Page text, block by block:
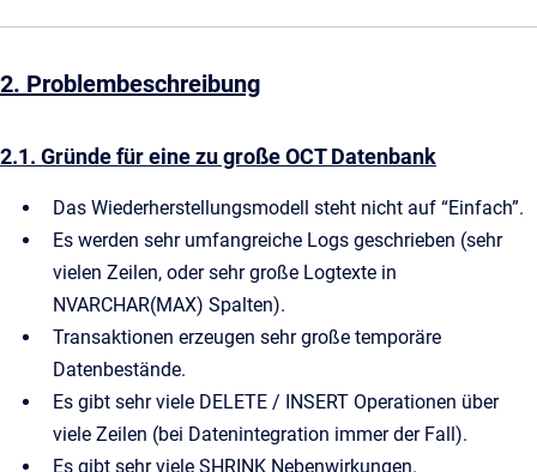
2. Problembeschreibung
2.1. Gründe für eine zu große OCT Datenbank
Das Wiederherstellungsmodell steht nicht auf “Einfach”.
Es werden sehr umfangreiche Logs geschrieben (sehr
vielen Zeilen, oder sehr große Logtexte in
NVARCHAR(MAX) Spalten).
Transaktionen erzeugen sehr große temporäre
Datenbestände.
Es gibt sehr viele DELETE / INSERT Operationen über
viele Zeilen (bei Datenintegration immer der Fall).
Es gibt sehr viele SHRINK Nebenwirkungen.